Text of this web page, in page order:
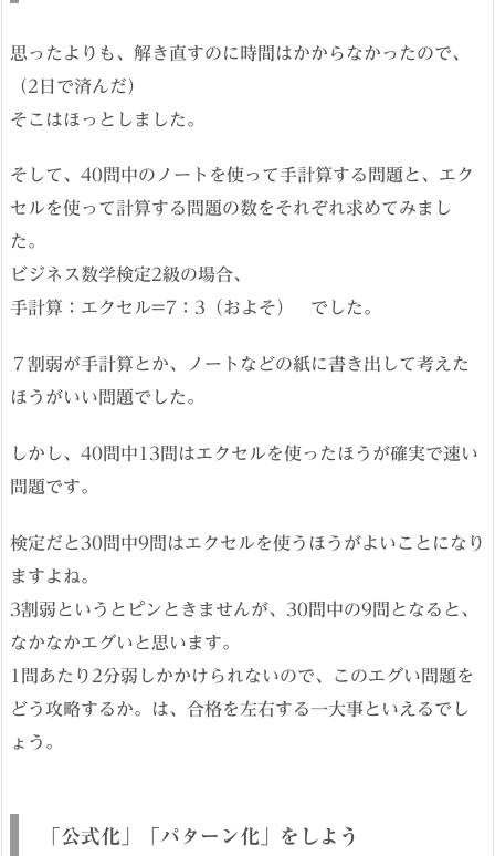
思ったよりも、解き直すのに時間はかからなかったので、
（2日で済んだ）
そこはほっとしました。
そして、40問中のノートを使って手計算する問題と、エク
セルを使って計算する問題の数をそれぞれ求めてみまし
た。
ビジネス数学検定2級の場合、
手計算：エクセル=7：3（およそ） でした。
７割弱が手計算とか、ノートなどの紙に書き出して考えた
ほうがいい問題でした。
しかし、40問中13問はエクセルを使ったほうが確実で速い
問題です。
検定だと30問中9問はエクセルを使うほうがよいことになり
ますよね。
3割弱というとピンときませんが、30問中の9問となると、
なかなかエグいと思います。
1問あたり2分弱しかかけられないので、このエグい問題を
どう攻略するか。は、合格を左右する一大事といえるでし
ょう。
「公式化」「パターン化」をしよう